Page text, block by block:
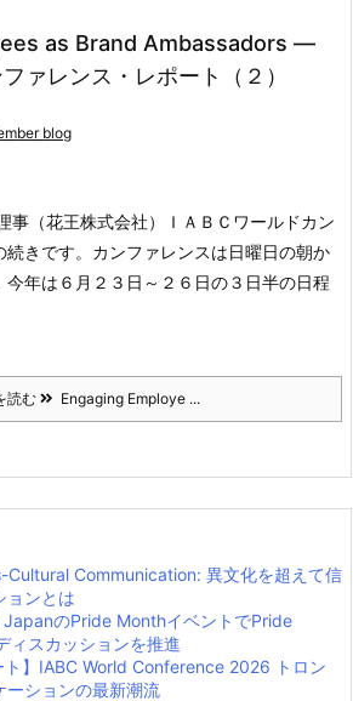
as Brand Ambassadors ―
ァレンス・レポート（２）
blog
事（花王株式会社）
ＩＡＢＣワールドカン
きです。 カンファレンスは日曜日の朝か
今年は６月２３日～２６日の３日半の日程
読む Engaging Employe ...
Cultural Communication: 異文化を超えて信
ョンとは
のPride MonthイベントでPride
ィスカッションを推進
ト】IABC World Conference 2026 トロン
ーションの最新潮流